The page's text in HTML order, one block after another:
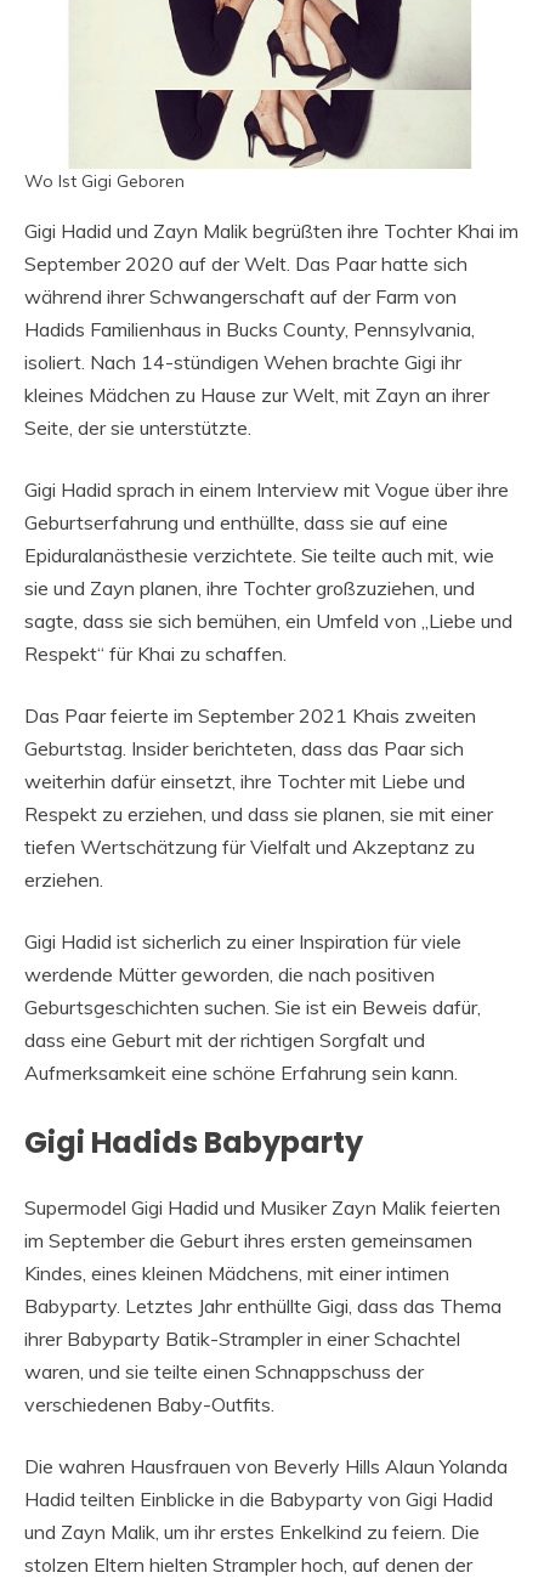
Wo Ist Gigi Geboren
Gigi Hadid und Zayn Malik begrüßten ihre Tochter Khai im
September 2020 auf der Welt. Das Paar hatte sich
während ihrer Schwangerschaft auf der Farm von
Hadids Familienhaus in Bucks County, Pennsylvania,
isoliert. Nach 14-stündigen Wehen brachte Gigi ihr
kleines Mädchen zu Hause zur Welt, mit Zayn an ihrer
Seite, der sie unterstützte.
Gigi Hadid sprach in einem Interview mit Vogue über ihre
Geburtserfahrung und enthüllte, dass sie auf eine
Epiduralanästhesie verzichtete. Sie teilte auch mit, wie
sie und Zayn planen, ihre Tochter großzuziehen, und
sagte, dass sie sich bemühen, ein Umfeld von „Liebe und
Respekt“ für Khai zu schaffen.
Das Paar feierte im September 2021 Khais zweiten
Geburtstag. Insider berichteten, dass das Paar sich
weiterhin dafür einsetzt, ihre Tochter mit Liebe und
Respekt zu erziehen, und dass sie planen, sie mit einer
tiefen Wertschätzung für Vielfalt und Akzeptanz zu
erziehen.
Gigi Hadid ist sicherlich zu einer Inspiration für viele
werdende Mütter geworden, die nach positiven
Geburtsgeschichten suchen. Sie ist ein Beweis dafür,
dass eine Geburt mit der richtigen Sorgfalt und
Aufmerksamkeit eine schöne Erfahrung sein kann.
Gigi Hadids Babyparty
Supermodel Gigi Hadid und Musiker Zayn Malik feierten
im September die Geburt ihres ersten gemeinsamen
Kindes, eines kleinen Mädchens, mit einer intimen
Babyparty. Letztes Jahr enthüllte Gigi, dass das Thema
ihrer Babyparty Batik-Strampler in einer Schachtel
waren, und sie teilte einen Schnappschuss der
verschiedenen Baby-Outfits.
Die wahren Hausfrauen von Beverly Hills Alaun Yolanda
Hadid teilten Einblicke in die Babyparty von Gigi Hadid
und Zayn Malik, um ihr erstes Enkelkind zu feiern. Die
stolzen Eltern hielten Strampler hoch, auf denen der